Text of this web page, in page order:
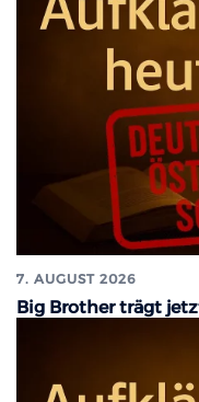
7. AUGUST 2026
Big Brother trägt